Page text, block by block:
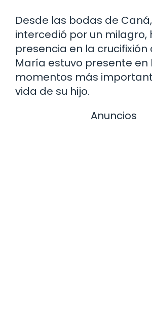
Desde las bodas de
intercedió por un milagro,
presencia en la crucifixión
María estuvo presente en
momentos más
vida de su hijo.
Anuncios